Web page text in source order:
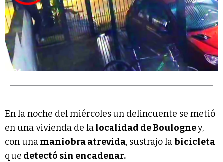
En la noche del miércoles un delincuente se metió
en una vivienda de lalocalidad de Boulogney,
con unamaniobra atrevida, sustrajo labicicleta
que detectó sin encadenar.